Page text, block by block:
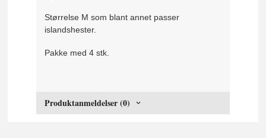
Størrelse M som blant annet passer
islandshester.
Pakke med 4 stk.
Produktanmeldelser (0)